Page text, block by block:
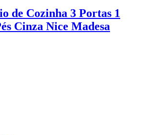
de Cozinha 3 Portas 1
Cinza Nice Madesa